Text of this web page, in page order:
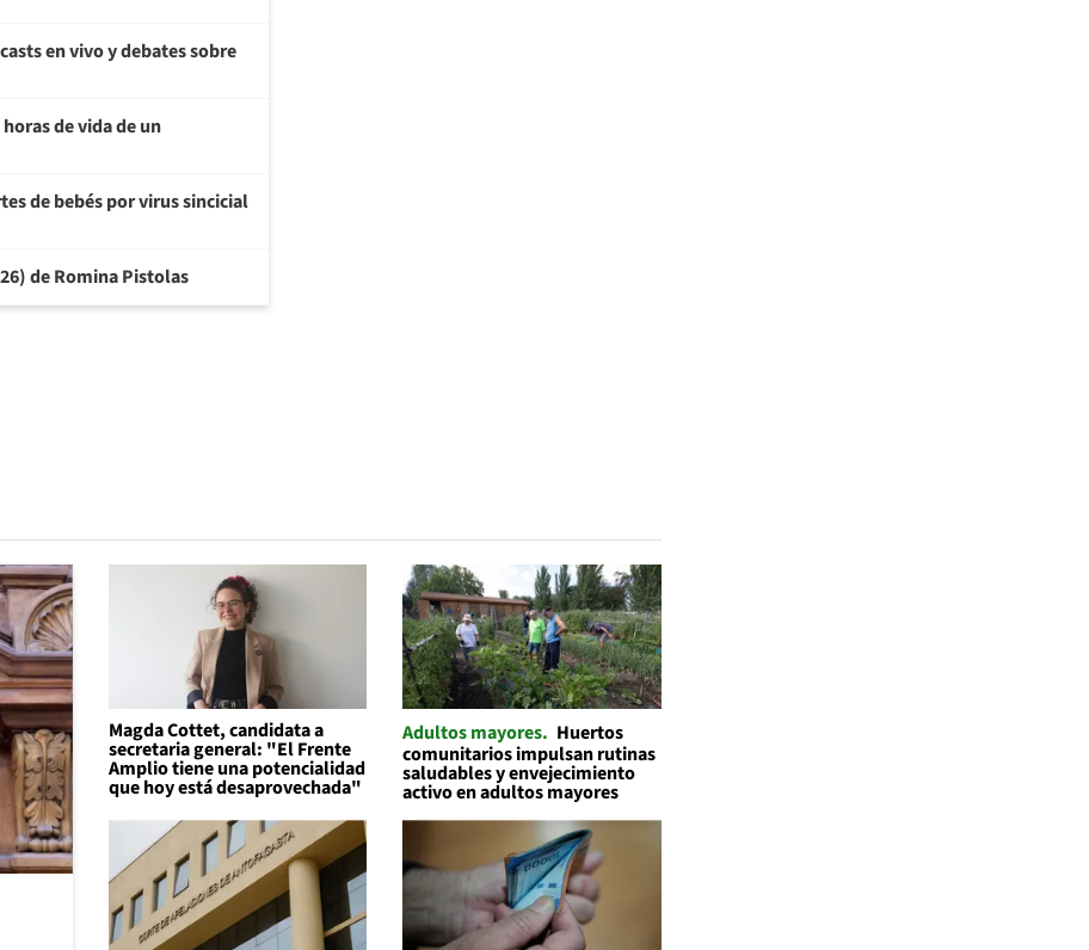
en vivo y debates sobre
de vida de un
de bebés por virus sincicial
de Romina Pistolas
Magda Cottet, candidata a
secretaria general: "El Frente
Amplio tiene una potencialidad
que hoy está desaprovechada"
Adultos mayores Huertos
comunitarios impulsan rutinas
saludables y envejecimiento
activo en adultos mayores